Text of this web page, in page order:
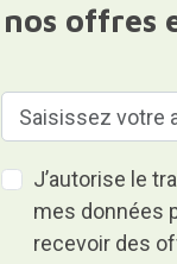
offres
J’autorise le
mes données
recevoir des